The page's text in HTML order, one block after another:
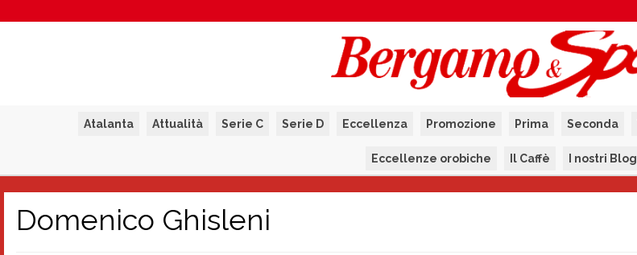
Atalanta Attualità Serie C Serie D Eccellenza Promozione Prima Seconda
Eccellenze orobiche Il Caffè I nostri Blog
Domenico Ghisleni